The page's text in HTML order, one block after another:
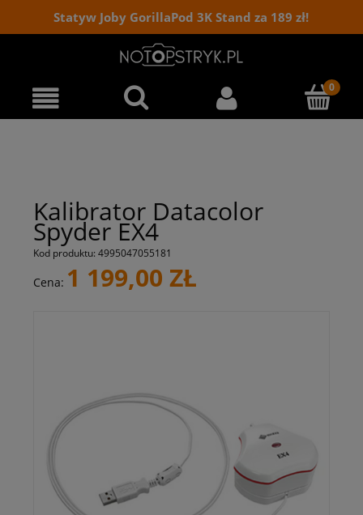
Statyw Joby GorillaPod 3K Stand za 189 zł!
Kalibrator Datacolor
Spyder EX4
Kod produktu: 4995047055181
Cena: 1 199,00 ZŁ